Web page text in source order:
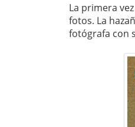
La primera
fotos. La
fotógrafa con